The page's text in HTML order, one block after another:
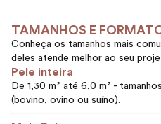
TAMANHOS E
Conheça os tamanhos mais
deles atende melhor ao seu
Pele inteira
De 1,30 m² até 6,0 m² -
(bovino, ovino ou suíno).